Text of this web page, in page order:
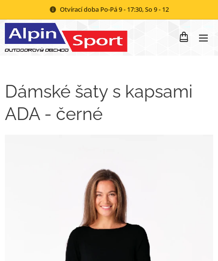
Otvírací doba Po-Pá 9 - 17:30, So 9 - 12
Dámské šaty s kapsami
ADA - černé